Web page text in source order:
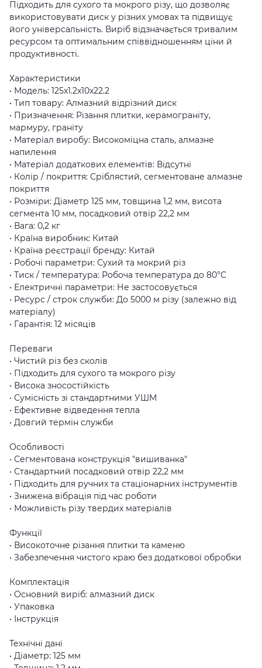
Підходить для сухого та мокрого різу, що дозволяє
використовувати диск у різних умовах та підвищує
його універсальність. Виріб відзначається тривалим
ресурсом та оптимальним співвідношенням ціни й
продуктивності.
Характеристики
• Модель: 125x1.2x10x22.2
• Тип товару: Алмазний відрізний диск
• Призначення: Різання плитки, керамограніту,
мармуру, граніту
• Матеріал виробу: Високоміцна сталь, алмазне
напилення
• Матеріал додаткових елементів: Відсутні
• Колір / покриття: Сріблястий, сегментоване алмазне
покриття
• Розміри: Діаметр 125 мм, товщина 1,2 мм, висота
сегмента 10 мм, посадковий отвір 22,2 мм
• Вага: 0,2 кг
• Країна виробник: Китай
• Країна реєстрації бренду: Китай
• Робочі параметри: Сухий та мокрий різ
• Тиск / температура: Робоча температура до 80°C
• Електричні параметри: Не застосовується
• Ресурс / строк служби: До 5000 м різу (залежно від
матеріалу)
• Гарантія: 12 місяців
Переваги
• Чистий різ без сколів
• Підходить для сухого та мокрого різу
• Висока зносостійкість
• Сумісність зі стандартними УШМ
• Ефективне відведення тепла
• Довгий термін служби
Особливості
• Сегментована конструкція "вишиванка"
• Стандартний посадковий отвір 22,2 мм
• Підходить для ручних та стаціонарних інструментів
• Знижена вібрація під час роботи
• Можливість різу твердих матеріалів
Функції
• Високоточне різання плитки та каменю
• Забезпечення чистого краю без додаткової обробки
Комплектація
• Основний виріб: алмазний диск
• Упаковка
• Інструкція
Технічні дані
• Діаметр: 125 мм